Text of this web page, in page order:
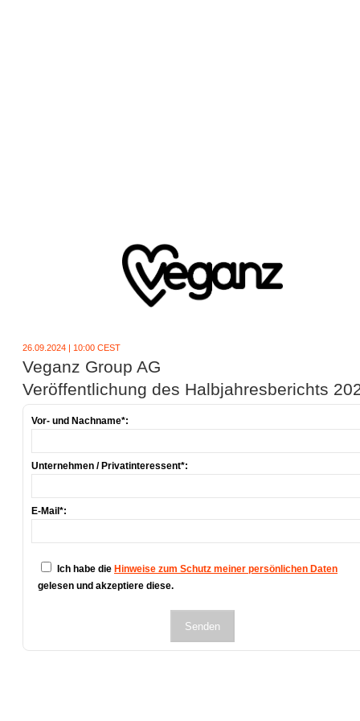
26.09.2024 | 10:00 CEST
Veganz Group AG
Veröffentlichung des Halbjahresberichts
Vor- und Nachname*:
Unternehmen / Privatinteressent*:
E-Mail*:
Ich habe die Hinweise zum Schutz meiner persönlichen Daten
gelesen und akzeptiere diese.